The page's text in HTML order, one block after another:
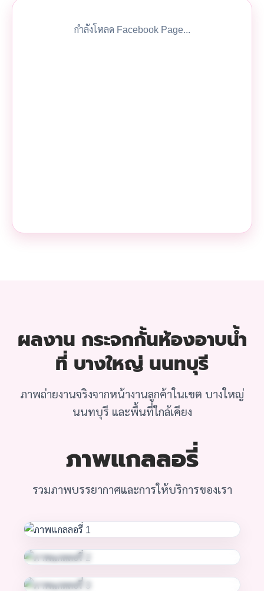
กำลังโหลด Facebook Page...
ผลงาน กระจกกั้นห้องอาบน้ำ
ที่ บางใหญ่ นนทบุรี
ภาพถ่ายงานจริงจากหน้างานลูกค้าในเขต บางใหญ่
นนทบุรี และพื้นที่ใกล้เคียง
ภาพแกลลอรี่
รวมภาพบรรยากาศและการให้บริการของเรา